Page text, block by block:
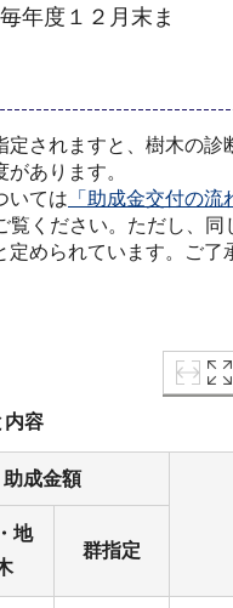
年度１２月末ま
定されますと、樹木の診
あります。
いては 「助成金交付の流
覧ください。ただし、同
定められています。ご了
内容
助成金額
地
群指定